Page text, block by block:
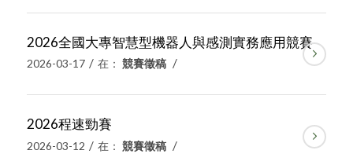
2026全國大專智慧型機器人與感測實務應用競賽
2026-03-17 / 在： 競賽徵稿 /
2026程速勁賽
2026-03-12 / 在： 競賽徵稿 /